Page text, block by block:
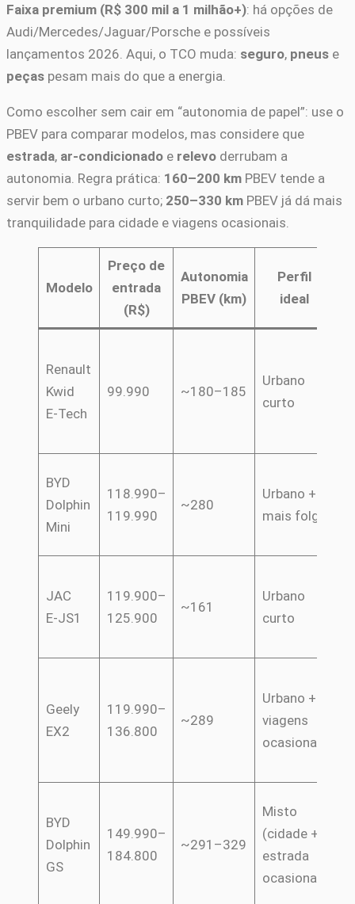
Faixa premium (R$ 300 mil a 1 milhão+): há opções de
Audi/Mercedes/Jaguar/Porsche e possíveis
lançamentos 2026. Aqui, o TCO muda: seguro, pneus e
peças pesam mais do que a energia.
Como escolher sem cair em “autonomia de papel”: use o
PBEV para comparar modelos, mas considere que
estrada, ar-condicionado e relevo derrubam a
autonomia. Regra prática: 160–200 km PBEV tende a
servir bem o urbano curto; 250–330 km PBEV já dá mais
tranquilidade para cidade e viagens ocasionais.
Modelo
Preço de
entrada
(R$)
Autonomia
PBEV (km)
Perfil
ideal
Renault
Kwid
E‑Tech
99.990 ~180–185
Urbano
curto
BYD
Dolphin
Mini
118.990–
119.990
~280
Urbano +
mais folga
JAC
E‑JS1
119.900–
125.900
~161
Urbano
curto
Geely
EX2
119.990–
136.800
~289
Urbano +
viagens
ocasionais
BYD
Dolphin
GS
149.990–
184.800
~291–329
Misto
(cidade +
estrada
ocasional)